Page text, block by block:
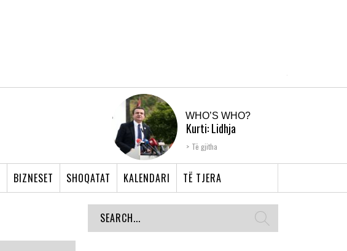
WHO’S WHO?
Kurti: Lidhja
Shqiptare e Prizrenit,
Të gjitha
BIZNESET SHOQATAT KALENDARI TË TJERA